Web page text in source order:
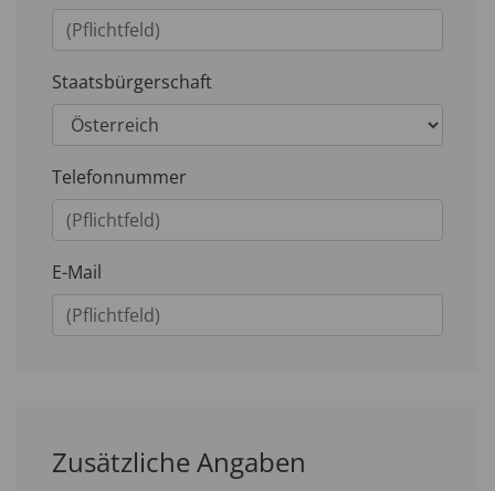
Staatsbürgerschaft
Telefonnummer
E-Mail
Zusätzliche Angaben